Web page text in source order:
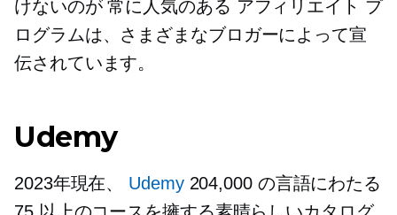
けないのが常に人気のある アフィリエイト プ
ログラムは、さまざまなブロガーによって宣
伝されています。
Udemy
2023年現在、 Udemy204,000 の言語にわたる